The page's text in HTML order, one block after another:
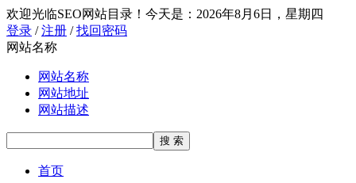
欢迎光临SEO网站目录！ 今天是：2026年8月6日，星期四
登录 /注册 /找回密码
网站名称
网站名称
网站地址
网站描述
首页